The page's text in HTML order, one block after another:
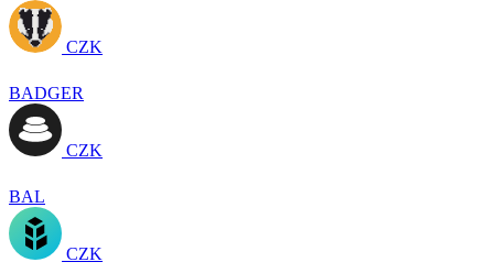
CZK
BADGER
CZK
BAL
CZK